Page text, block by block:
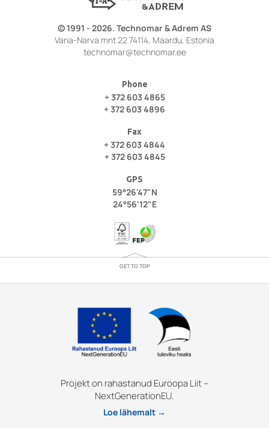
© 1991 - 2026. Technomar & Adrem AS
Vana-Narva mnt 22 74114, Maardu, Estonia
technomar@technomar.ee
Phone
+ 372 603 4865
+ 372 603 4896
Fax
+ 372 603 4844
+ 372 603 4845
GPS
59°26'47"N
24°56'12"E
GET TO TOP
Projekt on rahastanud Euroopa Liit –
NextGenerationEU.
Loe lähemalt →